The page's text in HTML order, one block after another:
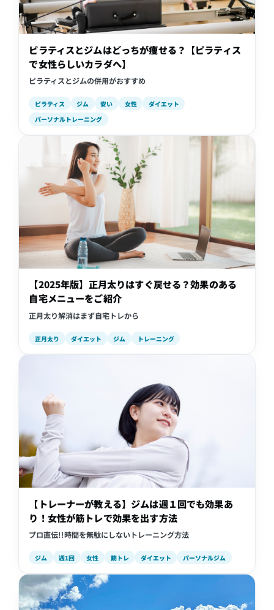
ピラティスとジムはどっちが痩せる？【ピラティス
で女性らしいカラダへ】
ピラティスとジムの併用がおすすめ
ピラティス ジム 安い 女性
ダイエット
パーソナルトレーニング
【2025年版】正月太りはすぐ戻せる？効果のある
自宅メニューをご紹介
正月太り解消はまず自宅トレから
正月太り ダイエット ジム トレーニング
【トレーナーが教える】ジムは週１回でも効果あ
り！女性が筋トレで効果を出す方法
プロ直伝!!時間を無駄にしないトレーニング方法
ジム 週1回 女性 筋トレ ダイエット パーソナルジム